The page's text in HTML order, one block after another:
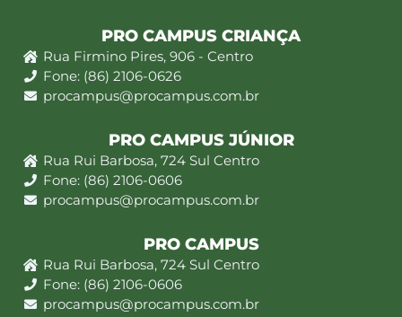
PRO CAMPUS CRIANÇA
Rua Firmino Pires, 906 - Centro
Fone: (86) 2106-0626
procampus@procampus.com.br
PRO CAMPUS JÚNIOR
Rua Rui Barbosa, 724 Sul Centro
Fone: (86) 2106-0606
procampus@procampus.com.br
PRO CAMPUS
Rua Rui Barbosa, 724 Sul Centro
Fone: (86) 2106-0606
procampus@procampus.com.br